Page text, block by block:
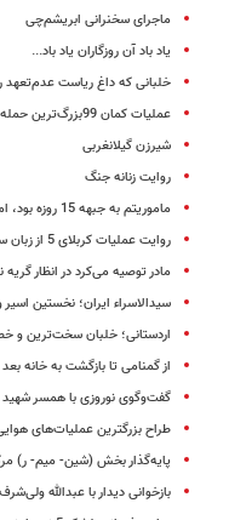
ماجرای سخنرانی ابریشم‌چی
یاد باد آن روزگاران یاد باد...
خلبانی که داغ ریاست
عملیات کمان 99بزرگ‌ترین حمله هوایی تاریخ نظامی کشور
شیرزن گیلانغربی
روایت زنانه جنگ
ماموریتم به جبهه 15 روزه بود، اما تا آخر جنگ برنگشتم
روایت عملیات کربلای 5 از زبان سردار حاج قاسم سلیمانی
مادر توصیه می‌کرد در انظار
سیدالاسراء ایران؛ نخستین
اردستانی؛ خلبان سخت‌ترین و
از گمنامی تا بازگشت به خانه بعد از 25
گفت‌وگوی نوروزی با همسر
طراح بزرگترین عملیات‌های
پایه‌گذار بخش (شین‌- میم‌- ر)
بازخوانی دیدار با عبدالله